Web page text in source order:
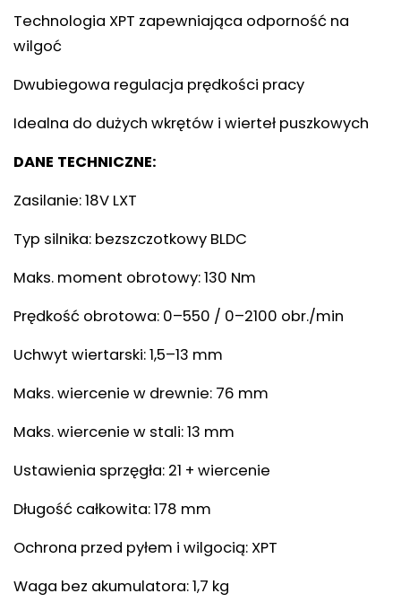
Technologia XPT zapewniająca odporność na
wilgoć
Dwubiegowa regulacja prędkości pracy
Idealna do dużych wkrętów i wierteł puszkowych
DANE TECHNICZNE:
Zasilanie: 18V LXT
Typ silnika: bezszczotkowy BLDC
Maks. moment obrotowy: 130 Nm
Prędkość obrotowa: 0–550 / 0–2100 obr./min
Uchwyt wiertarski: 1,5–13 mm
Maks. wiercenie w drewnie: 76 mm
Maks. wiercenie w stali: 13 mm
Ustawienia sprzęgła: 21 + wiercenie
Długość całkowita: 178 mm
Ochrona przed pyłem i wilgocią: XPT
Waga bez akumulatora: 1,7 kg